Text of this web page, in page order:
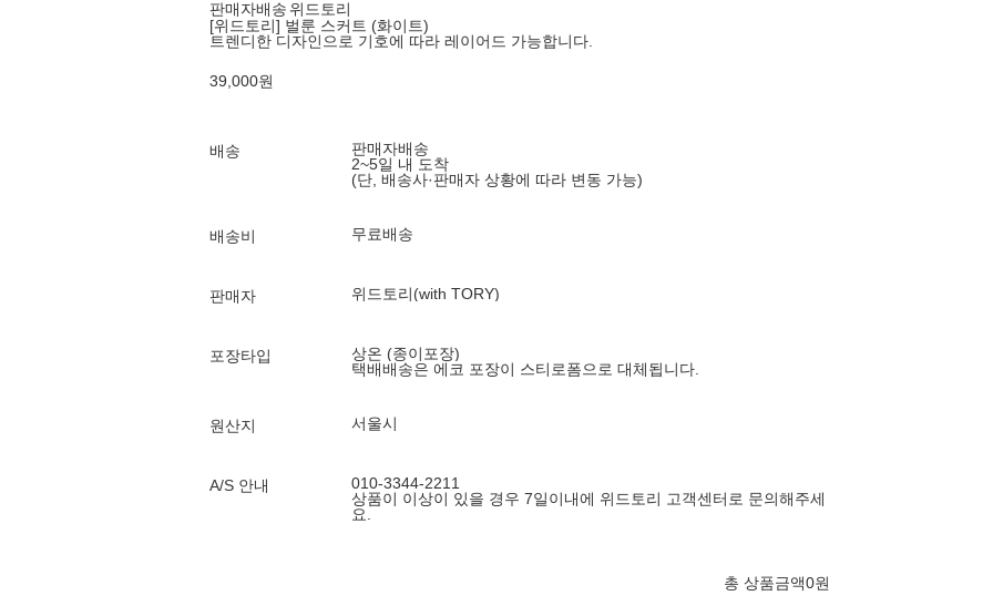
판매자배송 위드토리
[위드토리] 벌룬 스커트 (화이트)
트렌디한 디자인으로 기호에 따라 레이어드 가능합니다.
39,000원
배송
판매자배송
2~5일 내 도착
(단, 배송사·판매자 상황에 따라 변동 가능)
배송비 무료배송
판매자 위드토리(with TORY)
포장타입
상온 (종이포장)
택배배송은 에코 포장이 스티로폼으로 대체됩니다.
원산지 서울시
A/S 안내
010-3344-2211
상품이 이상이 있을 경우 7일이내에 위드토리 고객센터로 문의해주세
요.
총 상품금액0원